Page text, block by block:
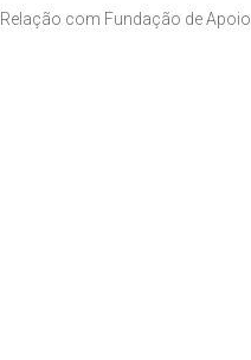
Relação com Fundação de Apoio